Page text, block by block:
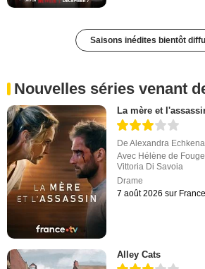
Saisons inédites bientôt
Nouvelles séries venant
La mère et
DeAlexandra
Avec Hélène de
Vittoria Di Savoia
Drame
7 août 2026 sur
Alley Cats